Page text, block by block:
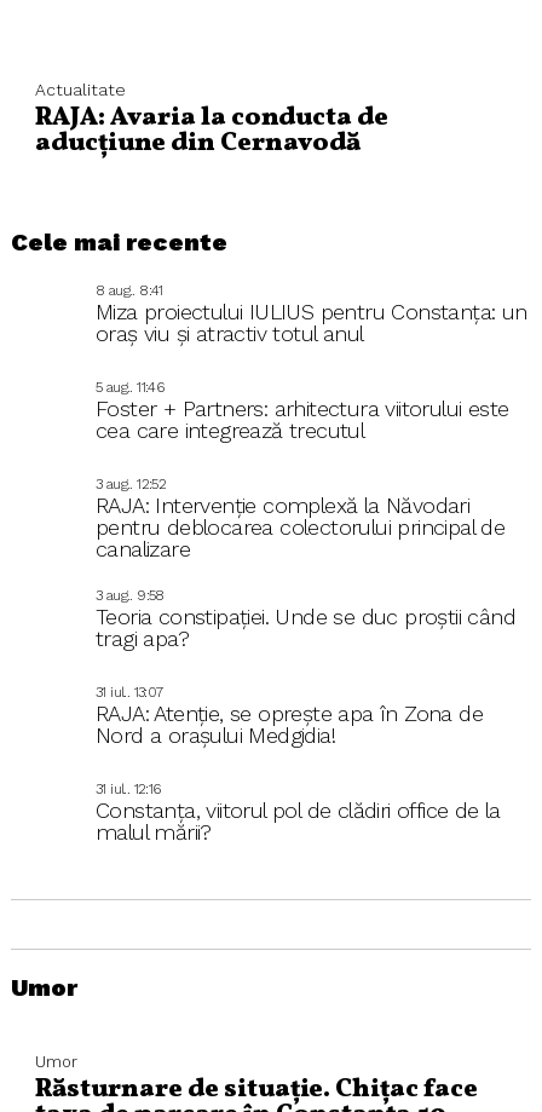
Actualitate
RAJA: Avaria la conducta de
aducțiune din Cernavodă
Cele mai recente
8 aug.. 8:41
Miza proiectului IULIUS pentru Constanța: un
oraș viu și atractiv totul anul
5 aug.. 11:46
Foster + Partners: arhitectura viitorului este
cea care integrează trecutul
3 aug.. 12:52
RAJA: Intervenție complexă la Năvodari
pentru deblocarea colectorului principal de
canalizare
3 aug.. 9:58
Teoria constipației. Unde se duc proștii când
tragi apa?
31 iul.. 13:07
RAJA: Atenție, se oprește apa în Zona de
Nord a orașului Medgidia!
31 iul.. 12:16
Constanța, viitorul pol de clădiri office de la
malul mării?
Umor
Umor
Răsturnare de situație. Chițac face